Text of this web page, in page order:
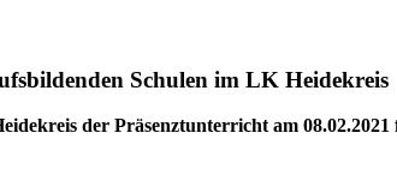
Schulen im LK Heidekreis
der Präsenztunterricht am